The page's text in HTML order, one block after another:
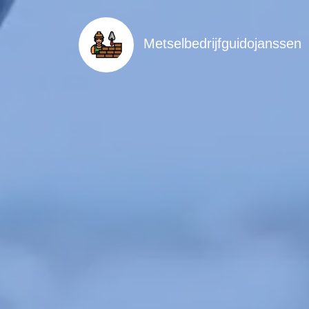
Metselbedrijfguidojanssen